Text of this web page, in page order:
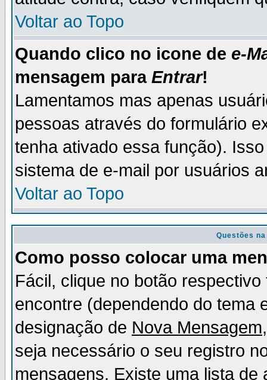
Voltar ao Topo
Quando clico no icone de e-
mensagem para Entrar!
Lamentamos mas apenas
pessoas através do formulário
tenha ativado essa função).
sistema de e-mail por usuários
Voltar ao Topo
Questões
Como posso colocar uma
Fácil, clique no botão
encontre (dependendo do tema
designação de Nova Mensagem
seja necessário o seu registro
mensagens. Existe uma lista